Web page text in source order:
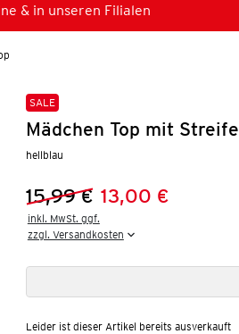
& in unseren Filialen
SALE
Mädchen Top mit
hellblau
Vorheriger Preis:
15,99 €
Neuer Preis:
13,00 €
inkl. MwSt. ggf.
zzgl. Versandkosten
Leider ist dieser Artikel bereits ausverkauft